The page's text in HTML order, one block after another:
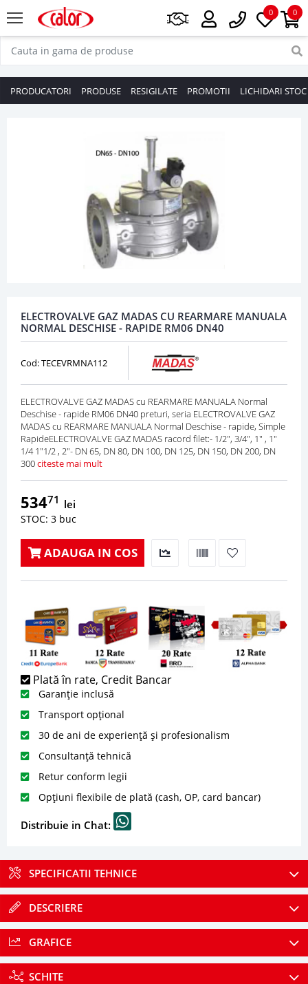
0
0
PRODUCATORI PRODUSE RESIGILATE PROMOTII LICHIDARI STOC
ELECTROVALVE GAZ MADAS CU REARMARE MANUALA
NORMAL DESCHISE - RAPIDE RM06 DN40
Cod: TECEVRMNA112
ELECTROVALVE GAZ MADAS cu REARMARE MANUALA Normal
Deschise - rapide RM06 DN40 preturi, seria ELECTROVALVE GAZ
MADAS cu REARMARE MANUALA Normal Deschise - rapide, Simple
RapideELECTROVALVE GAZ MADAS racord filet:- 1/2", 3/4", 1" , 1"
1/4 1"1/2 , 2"- DN 65, DN 80, DN 100, DN 125, DN 150, DN 200, DN
300citeste mai mult
53471 lei
STOC: 3 buc
ADAUGA IN COS
Plată în rate, Credit Bancar
Garanție inclusă
Transport opțional
30 de ani de experiență și profesionalism
Consultanță tehnică
Retur conform legii
Opțiuni flexibile de plată (cash, OP, card bancar)
Distribuie in Chat:
SPECIFICATII TEHNICE
DESCRIERE
GRAFICE
SCHITE